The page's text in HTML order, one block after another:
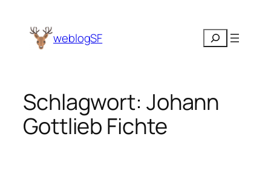
Inhalt
springen weblogSF Suchen
Schlagwort: Johann
Gottlieb Fichte